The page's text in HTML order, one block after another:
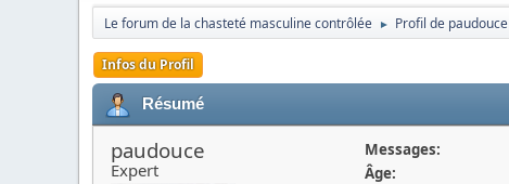
Le forum de la chasteté masculine contrôlée ► Profil de paudouce
Infos du Profil
Résumé
paudouce
Expert
Messages:
Âge: